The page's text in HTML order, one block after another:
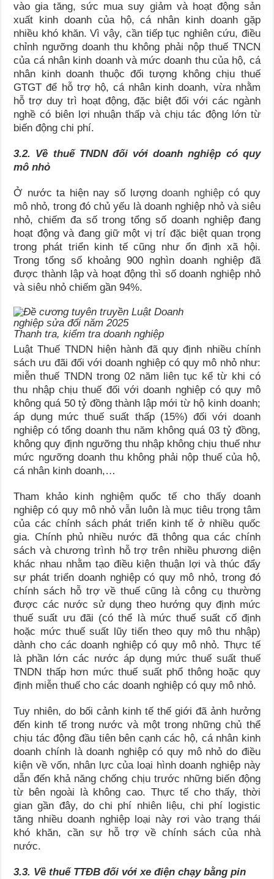
vào gia tăng, sức mua suy giảm và hoạt động sản
xuất kinh doanh của hộ, cá nhân kinh doanh gặp
nhiều khó khăn. Vì vậy, cần tiếp tục nghiên cứu, điều
chỉnh ngưỡng doanh thu không phải nộp thuế TNCN
của cá nhân kinh doanh và mức doanh thu của hộ, cá
nhân kinh doanh thuộc đối tượng không chịu thuế
GTGT để hỗ trợ hộ, cá nhân kinh doanh, vừa nhằm
hỗ trợ duy trì hoạt động, đặc biệt đối với các ngành
nghề có biên lợi nhuận thấp và chịu tác động lớn từ
biến động chi phí.
3.2. Về thuế TNDN đối với doanh nghiệp có quy
mô nhỏ
Ở nước ta hiện nay số lượngdoanh nghiệpcó quy
mô nhỏ, trong đó chủ yếu là doanh nghiệp nhỏ và siêu
nhỏ, chiếm đa số trong tổng số doanh nghiệp đang
hoạt động và đang giữ một vị trí đặc biệt quan trọng
trong phát triển kinh tế cũng như ổn định xã hội.
Trong tổng số khoảng 900 nghìn doanh nghiệp đã
được thành lập và hoạt động thì số doanh nghiệp nhỏ
và siêu nhỏ chiếm gần 94%.
Thanh tra, kiểm tra doanh nghiệp
Luật Thuế TNDN hiện hành đã quy định nhiều chính
sách ưu đãi đối với doanh nghiệp có quy mô nhỏ như:
miễn thuế TNDN trong 02 năm liên tục kể từ khi có
thu nhập chịu thuế đối với doanh nghiệp có quy mô
không quá 50 tỷ đồng thành lập mới từ hộ kinh doanh;
áp dụng mức thuế suất thấp (15%) đối với doanh
nghiệp có tổng doanh thu năm không quá 03 tỷ đồng,
không quy định ngưỡng thu nhập không chịu thuế như
mức ngưỡng doanh thu không phải nộp thuế của hộ,
cá nhân kinh doanh,…
Tham khảo kinh nghiệm quốc tế cho thấy doanh
nghiệp có quy mô nhỏ vẫn luôn là mục tiêu trọng tâm
của các chính sách phát triển kinh tế ở nhiều quốc
gia. Chính phủ nhiều nước đã thông qua các chính
sách và chương trình hỗ trợ trên nhiều phương diện
khác nhau nhằm tạo điều kiện thuận lợi và thúc đẩy
sự phát triển doanh nghiệp có quy mô nhỏ, trong đó
chính sách hỗ trợ về thuế cũng là công cụ thường
được các nước sử dụng theo hướng quy định mức
thuế suất ưu đãi (có thể là mức thuế suất cố định
hoặc mức thuế suất lũy tiến theo quy mô thu nhập)
dành cho các doanh nghiệp có quy mô nhỏ. Thực tế
là phần lớn các nước áp dụng mức thuế suất thuế
TNDN thấp hơn mức thuế suất phổ thông hoặc quy
định miễn thuế cho các doanh nghiệp có quy mô nhỏ.
Tuy nhiên, do bối cảnh kinh tế thế giới đã ảnh hưởng
đến kinh tế trong nước và một trong những chủ thể
chịu tác động đầu tiên bên cạnh các hộ, cá nhân kinh
doanh chính là doanh nghiệp có quy mô nhỏ do điều
kiện về vốn, nhân lực của loại hình doanh nghiệp này
dẫn đến khả năng chống chịu trước những biến động
từ bên ngoài là không cao. Thực tế cho thấy, thời
gian gần đây, do chi phí nhiên liệu, chi phí logistic
tăng nhiều doanh nghiệp loại này rơi vào trạng thái
khó khăn, cần sự hỗ trợ về chính sách của nhà
nước.
3.3. Về thuế TTĐB đối với xe điệnchạy bằng pin